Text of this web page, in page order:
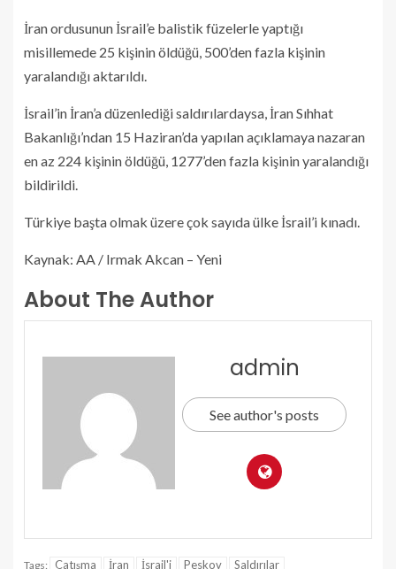
İran ordusunun İsrail’e balistik füzelerle yaptığı
misillemede 25 kişinin öldüğü, 500’den fazla kişinin
yaralandığı aktarıldı.
İsrail’in İran’a düzenlediği saldırılardaysa, İran Sıhhat
Bakanlığı’ndan 15 Haziran’da yapılan açıklamaya nazaran
en az 224 kişinin öldüğü, 1277’den fazla kişinin yaralandığı
bildirildi.
Türkiye başta olmak üzere çok sayıda ülke İsrail’i kınadı.
Kaynak: AA / Irmak Akcan – Yeni
About The Author
admin
See author's posts
Tags: Çatışma İran İsrail'i Peskov Saldırılar